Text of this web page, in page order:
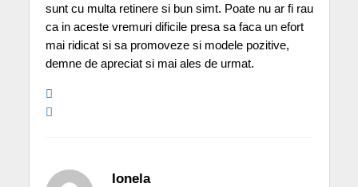
sunt cu multa retinere si bun simt. Poate nu ar fi rau
ca in aceste vremuri dificile presa sa faca un efort
mai ridicat si sa promoveze si modele pozitive,
demne de apreciat si mai ales de urmat.
Ionela